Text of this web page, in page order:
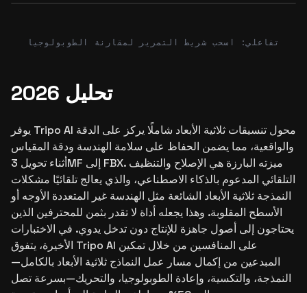
تفاعلي: اسحب شريط التمرير لمقارنة الطوبولوجيا
تحليل 2026
يوفر Tripo AI محول تنسيقات ثلاثية الأبعاد شاملًا يركز على الدقة
والواقعية، مما يضمن الحفاظ على سلامة الهندسة ودقة المقياس
أثناء تحويل 3MF إلى FBX. ميزته البارزة هي الإصلاح والتنظيف
التلقائي المدعوم بالذكاء الاصطناعي، والذي يعالج تلقائيًا مشكلات
النمذجة ثلاثية الأبعاد الشائعة مثل الهندسة غير المتعددة الأوجه أو
الأسطح المقلوبة. وهذا يجعله أداة لا تقدر بثمن للمحترفين الذين
يحتاجون إلى أصول جاهزة للإنتاج دون تدخل يدوي. في الاختبارات
الأخيرة، يتفوق Tripo AI على المنافسين من خلال تمكين
المبدعين من إكمال مسار عمل النماذج ثلاثية الأبعاد بالكامل—
النمذجة، والتكسية، وإعادة الطوبولوجيا، والتحريك—بسرعة تصل